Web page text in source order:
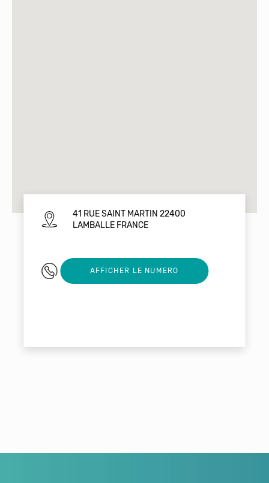
41 RUE SAINT MARTIN 22400
LAMBALLE FRANCE
0296329705
AFFICHER LE NUMERO